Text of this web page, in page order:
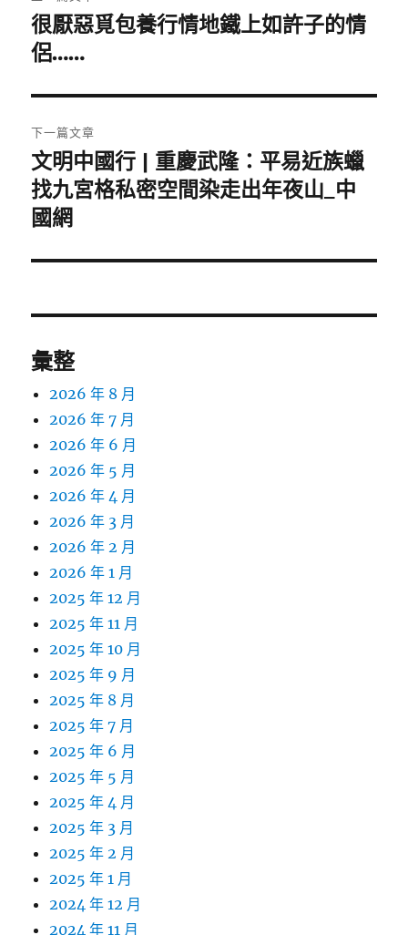
章
導
覽
上
一
文
章:
很厭惡覓包養行情地鐵上如許子的情
侶……
下一篇文章
下
一
篇
章:
文明中國行 | 重慶武隆：平易近族蠟
找九宮格私密空間染走出年夜山_中
國網
彙整
2026 年 8 月
2026 年 7 月
2026 年 6 月
2026 年 5 月
2026 年 4 月
2026 年 3 月
2026 年 2 月
2026 年 1 月
2025 年 12 月
2025 年 11 月
2025 年 10 月
2025 年 9 月
2025 年 8 月
2025 年 7 月
2025 年 6 月
2025 年 5 月
2025 年 4 月
2025 年 3 月
2025 年 2 月
2025 年 1 月
2024 年 12 月
2024 年 11 月